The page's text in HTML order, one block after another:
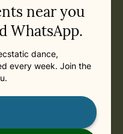
near you
WhatsApp.
dance,
every week. Join the